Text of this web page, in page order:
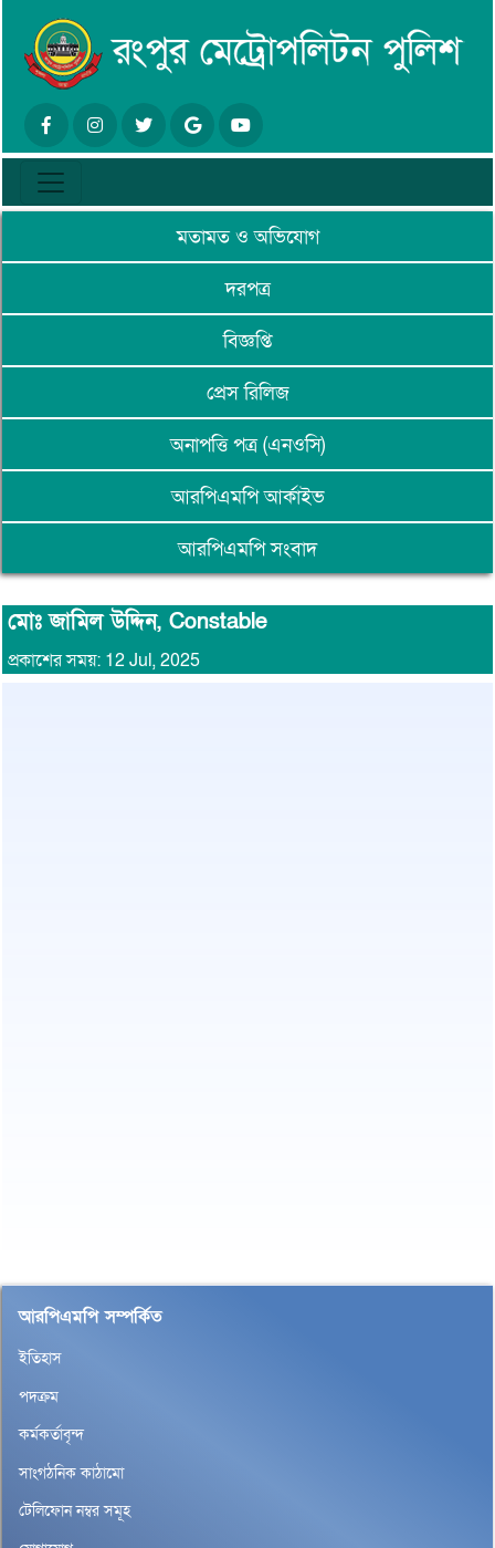
মতামত ও অভিযোগ
দরপত্র
বিজ্ঞপ্তি
প্রেস রিলিজ
অনাপত্তি পত্র (এনওসি)
আরপিএমপি আর্কাইভ
আরপিএমপি সংবাদ
মোঃ জামিল উদ্দিন, Constable
প্রকাশের সময়: 12 Jul, 2025
আরপিএমপি সম্পর্কিত
ইতিহাস
পদক্রম
কর্মকর্তাবৃন্দ
সাংগঠনিক কাঠামো
টেলিফোন নম্বর সমূহ